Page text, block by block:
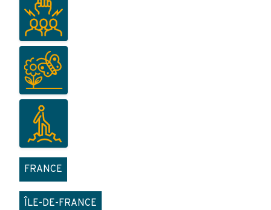
FRANCE
ÎLE-DE-FRANCE